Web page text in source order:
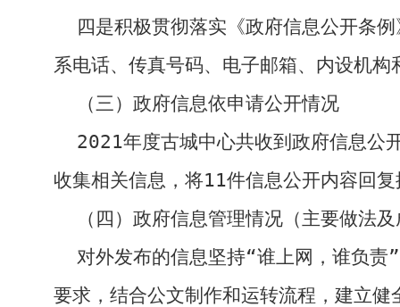
四是积极贯彻落实《政府信息公开条
系电话、传真号码、电子邮箱、内设机
（三）政府信息依申请公开情况
2021年度古城中心共收到政府信息公
收集相关信息，将11件信息公开内容回
（四）政府信息管理情况（主要做法
对外发布的信息坚持“谁上网，谁负
要求，结合公文制作和运转流程，建立